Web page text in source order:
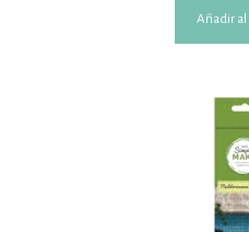
Añadir al